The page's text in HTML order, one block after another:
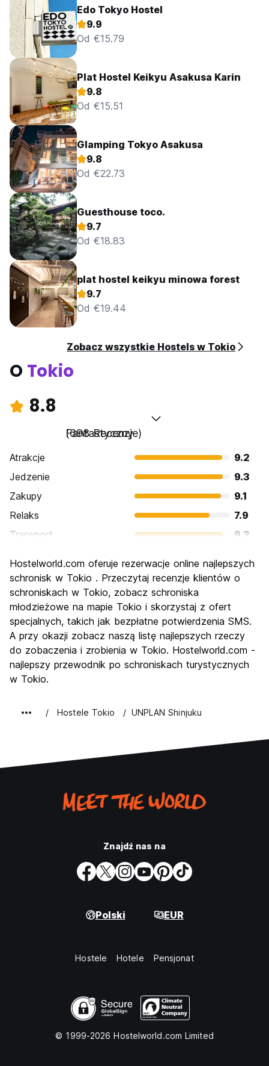
Edo Tokyo Hostel
9.9
Od €15.79
Plat Hostel Keikyu Asakusa Karin
9.8
Od €15.51
Glamping Tokyo Asakusa
9.8
Od €22.73
Guesthouse toco.
9.7
Od €18.83
plat hostel keikyu minowa forest
9.7
Od €19.44
Zobacz wszystkie Hostels w Tokio
O Tokio
8.8
Fantastyczny
(698 Recenzje)
Atrakcje
9.2
Jedzenie
9.3
Zakupy
9.1
Relaks
7.9
Transport
9.3
Kultura
9.3
Imprezy
Najlepsza wartość
Hostelworld.com oferuje rezerwacje online najlepszych
schronisk w Tokio . Przeczytaj recenzje klientów o
schroniskach w Tokio, zobacz schroniska
młodzieżowe na mapie Tokio i skorzystaj z ofert
specjalnych, takich jak bezpłatne potwierdzenia SMS.
A przy okazji zobacz naszą listę najlepszych rzeczy
do zobaczenia i zrobienia w Tokio. Hostelworld.com -
najlepszy przewodnik po schroniskach turystycznych
w Tokio.
Hostele Tokio UNPLAN Shinjuku
Znajdź nas na
Polski EUR
Hostele Hotele Pensjonat
© 1999-2026 Hostelworld.com Limited